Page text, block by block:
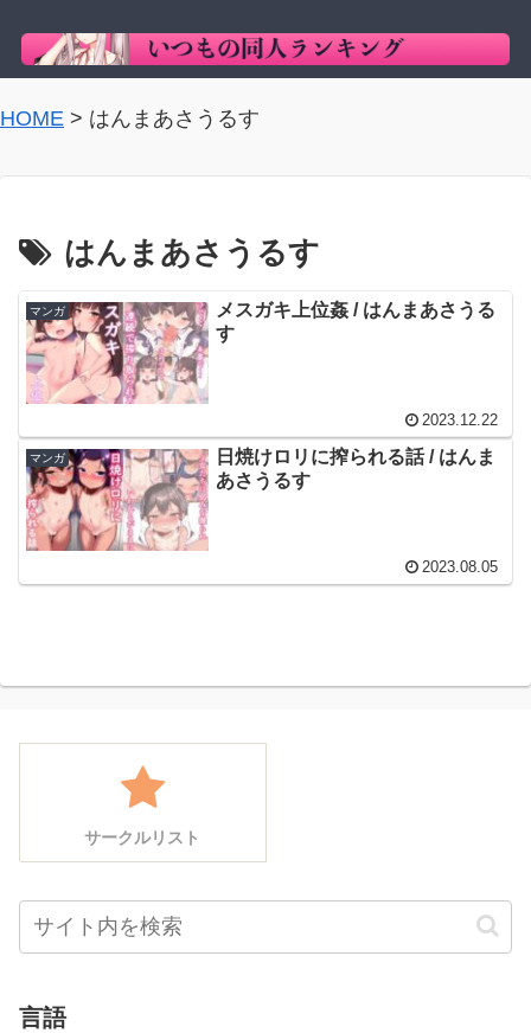
HOME > はんまあさうるす
はんまあさうるす
マンガ
メスガキ上位姦 / はんまあさうる
す
2023.12.22
マンガ
日焼けロリに搾られる話 / はんま
あさうるす
2023.08.05
サークルリスト
言語